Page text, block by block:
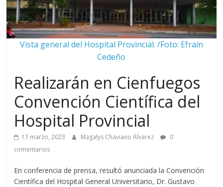
Vista general del Hospital Provincial. /Foto: Efraín
Cedeño
Realizarán en Cienfuegos
Convención Científica del
Hospital Provincial
17 marzo, 2023 Magalys Chaviano Álvarez
0
comentarios
En conferencia de prensa, resultó anunciada la Convención
Científica del Hospital General Universitario, Dr. Gustavo